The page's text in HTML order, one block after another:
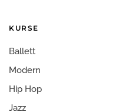
KURSE
Ballett
Modern
Hip Hop
Jazz